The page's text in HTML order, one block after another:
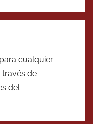
cualquier
través de
del